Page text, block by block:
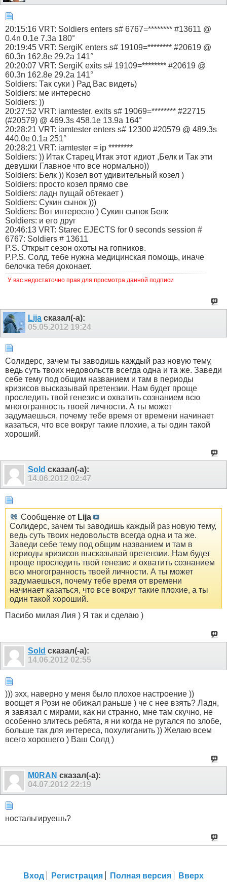
20:15:16 VRT: Soldiers enters s# 6767=******** #13611 @
0.4n 0.1e 7.3a 180°
20:19:45 VRT: SergiK enters s# 19109=******** #20619 @
60.3n 162.8e 29.2a 141°
20:20:07 VRT: SergiK exits s# 19109=******** #20619 @
60.3n 162.8e 29.2a 141°
Soldiers: Так суки ) Рад Вас видеть)
Soldiers: ме интересно
Soldiers: ))
20:27:52 VRT: iamtester. exits s# 19069=******** #22715
(#20579) @ 469.3s 458.1e 13.9a 164°
20:28:21 VRT: iamtester enters s# 12300 #20579 @ 489.3s
440.0e 0.1a 251°
20:28:21 VRT: iamtester = ip ********
Soldiers: )) Итак Старец Итак этот идиот ,Белк и Так эти
девушки Главное что все нормально))
Soldiers: Белк )) Козел вот удивительный козел )
Soldiers: просто козел прямо све
Soldiers: ладн пущай обтекает )
Soldiers: Сукин сынок )))
Soldiers: Вот интересно ) Сукин сынок Белк
Soldiers: и его друг
20:46:13 VRT: Starec EJECTS for 0 seconds session #
6767: Soldiers # 13611
P.S. Открыт сезон охоты на гопников.
P.P.S. Солд, тебе нужна медицинская помощь, иначе
белочка тебя доконает.
У вас недостаточно прав для просмотра данной подписи
Lija сказал(-а):
05.05.2012 19:24
Солидерс, зачем ты заводишь каждый раз новую тему,
ведь суть твоих недовольств всегда одна и та же. Заведи
себе тему под общим названием и там в периоды
кризисов высказывай претензии. Нам будет проще
проследить твой генезис и охватить сознанием всю
многогранность твоей личности. А ты может
задумаешься, почему тебе время от времени начинает
казаться, что все вокруг такие плохие, а ты один такой
хороший.
Sold сказал(-а):
14.06.2012 02:47
Сообщение от Lija
Солидерс, зачем ты заводишь каждый раз новую тему,
ведь суть твоих недовольств всегда одна и та же.
Заведи себе тему под общим названием и там в
периоды кризисов высказывай претензии. Нам будет
проще проследить твой генезис и охватить сознанием
всю многогранность твоей личности. А ты может
задумаешься, почему тебе время от времени
начинает казаться, что все вокруг такие плохие, а ты
один такой хороший.
Пасибо милая Лия ) Я так и сделаю )
Sold сказал(-а):
14.06.2012 02:55
))) эхх, наверно у меня было плохое настроение ))
воощет я Рози не обижал раньше ) че с нее взять? Ладн,
я завязал с мирами, как ни странно, мне там скучно, не
особенно злитесь ребята, я ни когда не ругался по злобе,
больше так для интереса, похулиганить )) Желаю всем
всего хорошего ) Ваш Солд )
M0RAN сказал(-а):
04.07.2012 22:19
ностальгируешь?
Вход Регистрация Полная версия Вверх